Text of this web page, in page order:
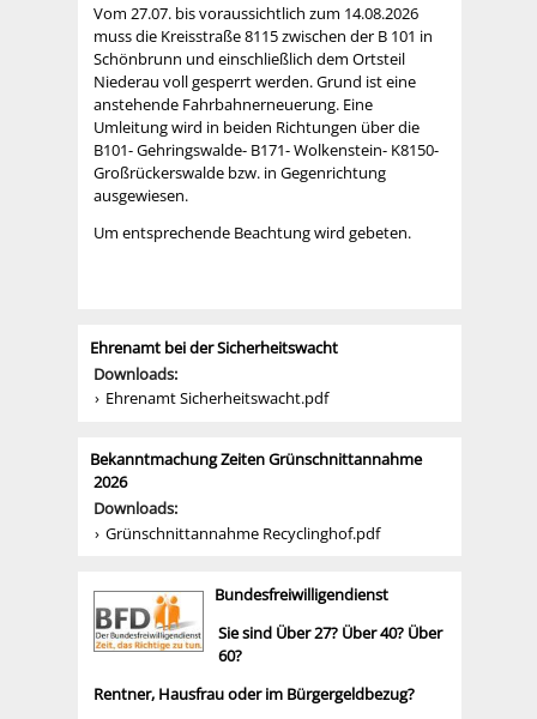
Vom 27.07. bis voraussichtlich zum 14.08.2026
muss die Kreisstraße 8115 zwischen der B 101 in
Schönbrunn und einschließlich dem Ortsteil
Niederau voll gesperrt werden. Grund ist eine
anstehende Fahrbahnerneuerung. Eine
Umleitung wird in beiden Richtungen über die
B101- Gehringswalde- B171- Wolkenstein- K8150-
Großrückerswalde bzw. in Gegenrichtung
ausgewiesen.
Um entsprechende Beachtung wird gebeten.
Ehrenamt bei der Sicherheitswacht
Downloads:
Ehrenamt Sicherheitswacht.pdf
Bekanntmachung Zeiten Grünschnittannahme
2026
Downloads:
Grünschnittannahme Recyclinghof.pdf
Bundesfreiwilligendienst
Sie sind Über 27? Über 40? Über
60?
Rentner, Hausfrau oder im Bürgergeldbezug?